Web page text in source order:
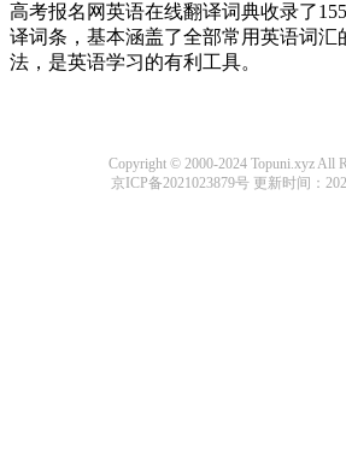
高考报名网英语在线翻译词典收录了
译词条，基本涵盖了全部常用英语词汇
法，是英语学习的有利工具。
Copyright © 2000-2024 Topuni.xyz All
京ICP备2021023879号更新时间：